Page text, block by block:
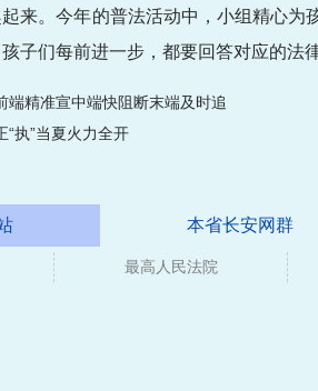
来。今年的普法活动中，小组精心
子们每前进一步，都要回答对应的法
端精准宣中端快阻断末端及时追
“执”当夏火力全开
本省长安网群
最高人民法院